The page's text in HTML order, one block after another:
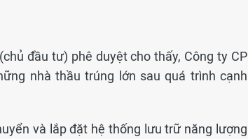
đầu tư) phê duyệt cho thấy, Công ty CP
nhà thầu trúng lớn sau quá trình cạnh
và lắp đặt hệ thống lưu trữ năng lượng